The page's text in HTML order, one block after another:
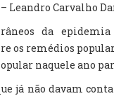
Leandro Carvalho
da
os remédios
naquele ano
já não davam